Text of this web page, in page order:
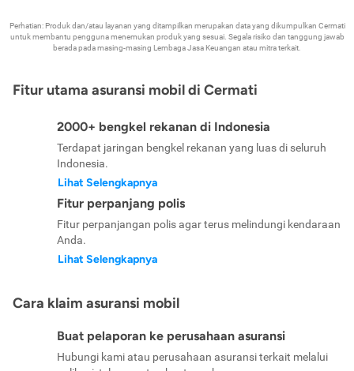
Perhatian: Produk dan/atau layanan yang ditampilkan merupakan data yang dikumpulkan Cermati
untuk membantu pengguna menemukan produk yang sesuai. Segala risiko dan tanggung jawab
berada pada masing-masing Lembaga Jasa Keuangan atau mitra terkait.
Fitur utama asuransi mobil di Cermati
2000+ bengkel rekanan di Indonesia
Terdapat jaringan bengkel rekanan yang luas di seluruh
Indonesia.
Lihat Selengkapnya
Fitur perpanjang polis
Fitur perpanjangan polis agar terus melindungi kendaraan
Anda.
Lihat Selengkapnya
Cara klaim asuransi mobil
Buat pelaporan ke perusahaan asuransi
Hubungi kami atau perusahaan asuransi terkait melalui